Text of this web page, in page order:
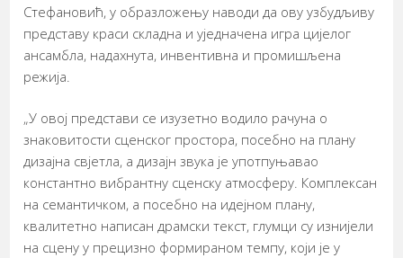
Стефановић, у образложењу наводи да ову узбудљиву
представу краси складна и уједначена игра цијелог
ансамбла, надахнута, инвентивна и промишљена
режија.
„У овој представи се изузетно водило рачуна о
знаковитости сценског простора, посебно на плану
дизајна свјетла, а дизајн звука је употпуњавао
константно вибрантну сценску атмосферу. Комплексан
на семантичком, а посебно на идејном плану,
квалитетно написан драмски текст, глумци су изнијели
на сцену у прецизно формираном темпу, који је у